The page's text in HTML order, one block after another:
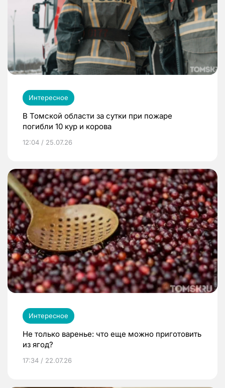
Интересное
В Томской области за сутки при пожаре
погибли 10 кур и корова
12:04 / 25.07.26
Интересное
Не только варенье: что еще можно приготовить
из ягод?
17:34 / 22.07.26